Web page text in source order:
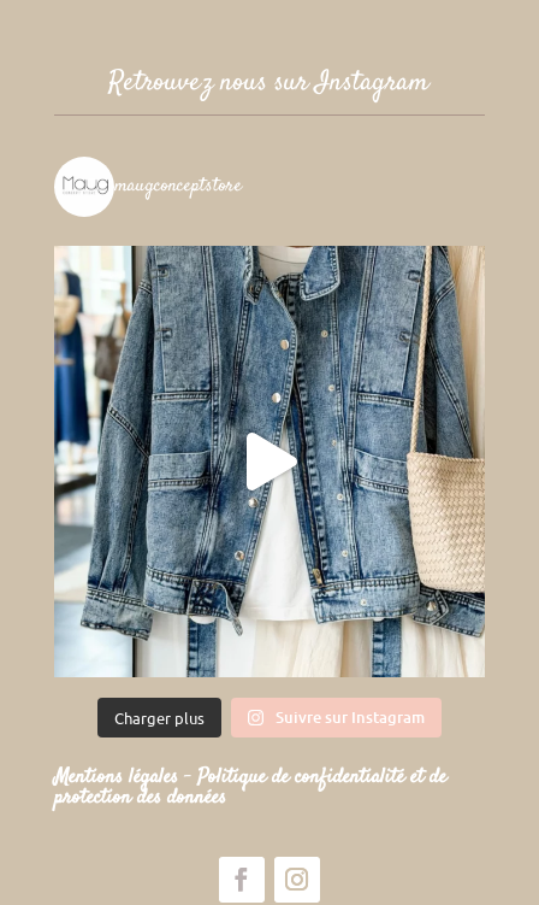
Retrouvez nous sur Instagram
maugconceptstore
Charger plus Suivre sur Instagram
Mentions légales –Politique de confidentialité et de
protection des données